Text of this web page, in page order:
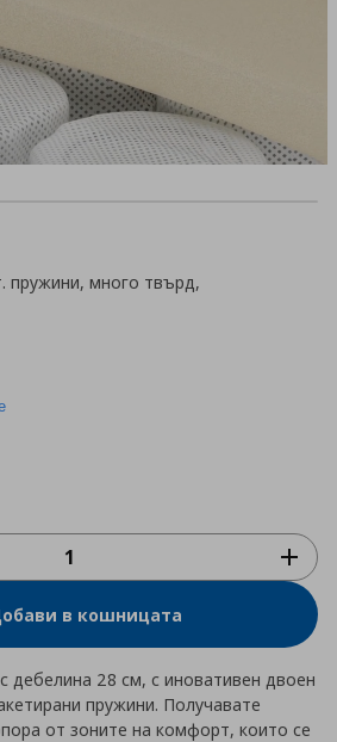
пружини, много твърд,
€
в кошницата
дебелина 28 см, с иновативен двоен
пружини. Получавате
от зоните на комфорт, които се